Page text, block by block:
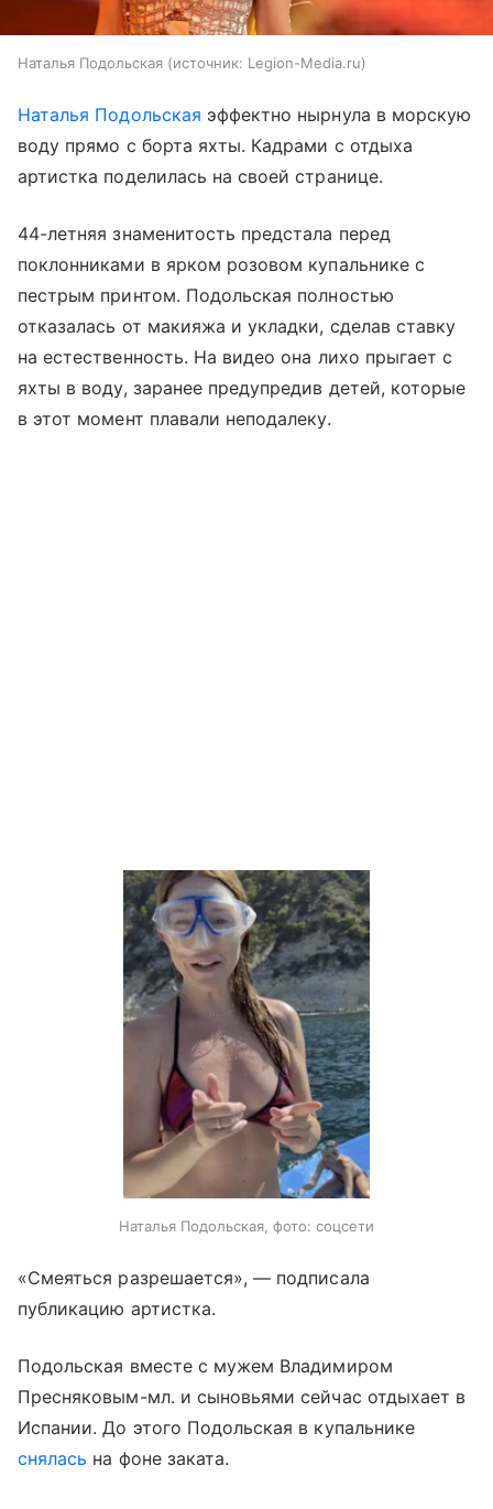
Наталья Подольская источник: Legion-Media.ru
Наталья Подольская эффектно нырнула в морскую
воду прямо с борта яхты. Кадрами с отдыха
артистка поделилась на своей странице.
44-летняя знаменитость предстала перед
поклонниками в ярком розовом купальнике с
пестрым принтом. Подольская полностью
отказалась от макияжа и укладки, сделав ставку
на естественность. На видео она лихо прыгает с
яхты в воду, заранее предупредив детей, которые
в этот момент плавали неподалеку.
Наталья Подольская, фото: соцсети
«Смеяться разрешается», — подписала
публикацию артистка.
Подольская вместе с мужем Владимиром
Пресняковым-мл. и сыновьями сейчас отдыхает в
Испании. До этого Подольская в купальнике
снялась на фоне заката.